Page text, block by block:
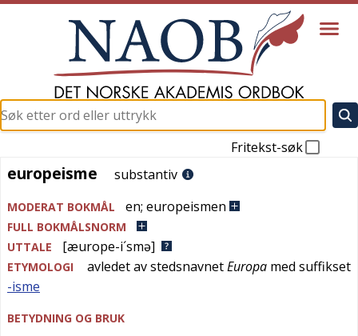
Fritekst-søk
europeisme
europeisme substantiv
MODERAT BOKMÅL en; europeismen
FULL BOKMÅLSNORM
UTTALE
[æurope-i´smə]
ETYMOLOGI avledet av stedsnavnetEuropa med suffikset
-isme
BETYDNING OG BRUK